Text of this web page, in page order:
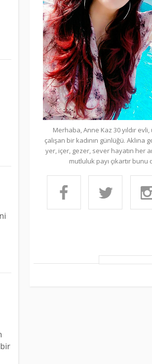
Merhaba, Anne Kaz 30 yıldır
çalışan bir kadının günlüğü. Aklına
yer, içer, gezer, sever hayatın her
mutluluk payı çıkartır bunu